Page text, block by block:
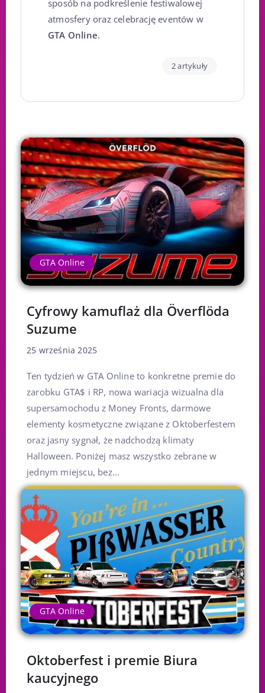
sposób na podkreślenie festiwalowej
atmosfery oraz celebrację eventów w
GTA Online.
2 artykuły
GTA Online
Cyfrowy kamuflaż dla Överflöda
Suzume
25 września 2025
Ten tydzień w GTA Online to konkretne premie do
zarobku GTA$ i RP, nowa wariacja wizualna dla
supersamochodu z Money Fronts, darmowe
elementy kosmetyczne związane z Oktoberfestem
oraz jasny sygnał, że nadchodzą klimaty
Halloween. Poniżej masz wszystko zebrane w
jednym miejscu, bez...
GTA Online
Oktoberfest i premie Biura
kaucyjnego